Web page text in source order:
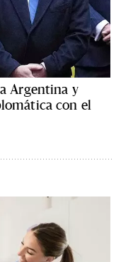
Argentina y
con el